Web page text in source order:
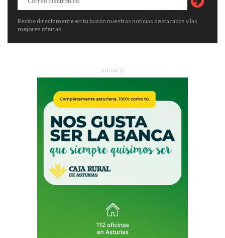
Recibe directamente en tu buzón nuestras noticias destacadas y las
mejores ofertas.
ANUNCIO